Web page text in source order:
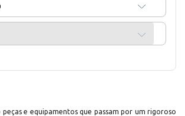
e equipamentos que passam por um rigoroso